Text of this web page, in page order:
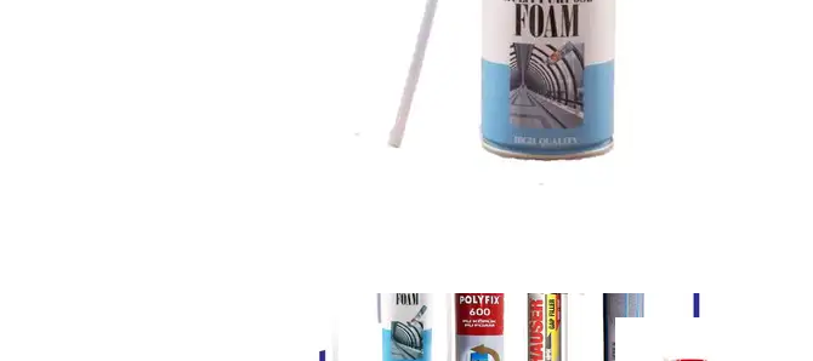
نوار چسب
اسپری فوم اسپری فوم
پلی اورتان سوسیسی
پلی اورتان سوسیسی
همه دسته بندی های پلی اورتان